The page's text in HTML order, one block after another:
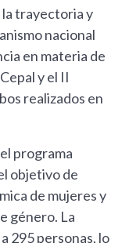
la trayectoria y
nacional
en materia de
y el II
realizados en
programa
objetivo de
de mujeres y
género. La
295 personas, lo